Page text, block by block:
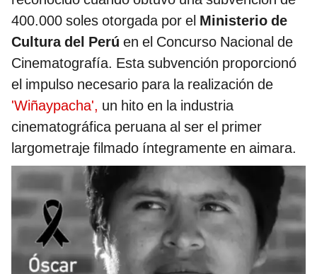
400.000 soles otorgada por el Ministerio de
Cultura del Perú en el Concurso Nacional de
Cinematografía. Esta subvención proporcionó
el impulso necesario para la realización de
'Wiñaypacha', un hito en la industria
cinematográfica peruana al ser el primer
largometraje filmado íntegramente en aimara.